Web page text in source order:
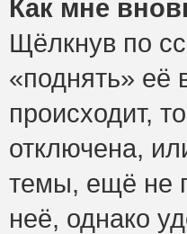
Как мне
Щёлкнув по
«поднять» её
происходит,
отключена,
темы, ещё не
неё, однако